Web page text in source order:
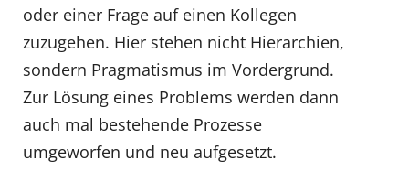
oder einer Frage auf einen Kollegen
zuzugehen. Hier stehen nicht Hierarchien,
sondern Pragmatismus im Vordergrund.
Zur Lösung eines Problems werden dann
auch mal bestehende Prozesse
umgeworfen und neu aufgesetzt.